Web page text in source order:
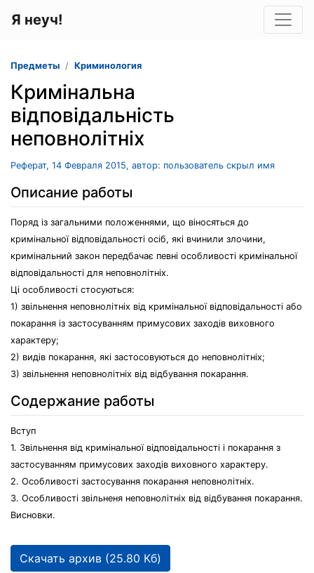
Я неуч!
Предметы Криминология
Кримінальна
відповідальність
неповнолітніх
Реферат, 14 Февраля 2015, автор: пользователь скрыл имя
Описание работы
Поряд із загальними положеннями, що віносяться до
кримінальної відповідальності осіб, які вчинили злочини,
кримінальний закон передбачає певні особливості кримінальної
відповідальності для неповнолітніх.
Ці особливості стосуються:
1) звільнення неповнолітніх від кримінальної відповідальності або
покарання із застосуванням примусових заходів виховного
характеру;
2) видів покарання, які застосовуються до неповнолітніх;
3) звільнення неповнолітніх від відбування покарання.
Содержание работы
Вступ
1. Звільнення від кримінальної відповідальності і покарання з
застосуванням примусових заходів виховного характеру.
2. Особливості застосування покарання неповнолітніх.
3. Особливості звільненя неповнолітніх від відбування покарання.
Висновки.
Скачать архив (25.80 Кб)